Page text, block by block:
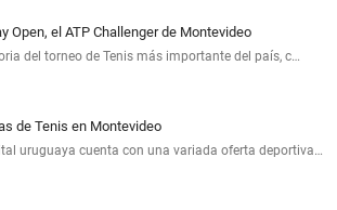
Open, el ATP Challenger de Montevideo
del torneo de Tenis más importante del país, c…
de Tenis en Montevideo
uruguaya cuenta con una variada oferta deportiva…